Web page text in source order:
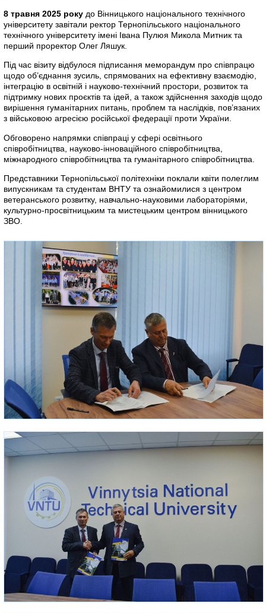
8 травня 2025 року до Вінницького національного технічного
університету завітали ректор Тернопільського національного
технічного університету імені Івана Пулюя Микола Митник та
перший проректор Олег Ляшук.
Під час візиту відбулося підписання меморандум про співпрацю
щодо об’єднання зусиль, спрямованих на ефективну взаємодію,
інтеграцію в освітній і науково-технічний простори, розвиток та
підтримку нових проєктів та ідей, а також здійснення заходів щодо
вирішення гуманітарних питань, проблем та наслідків, пов’язаних
з військовою агресією російської федерації проти України.
Обговорено напрямки співпраці у сфері освітнього
співробітництва, науково-інноваційного співробітництва,
міжнародного співробітництва та гуманітарного співробітництва.
Представники Тернопільської політехніки поклали квіти полеглим
випускникам та студентам ВНТУ та ознайомилися з центром
ветеранського розвитку, навчально-науковими лабораторіями,
культурно-просвітницьким та мистецьким центром вінницького
ЗВО.